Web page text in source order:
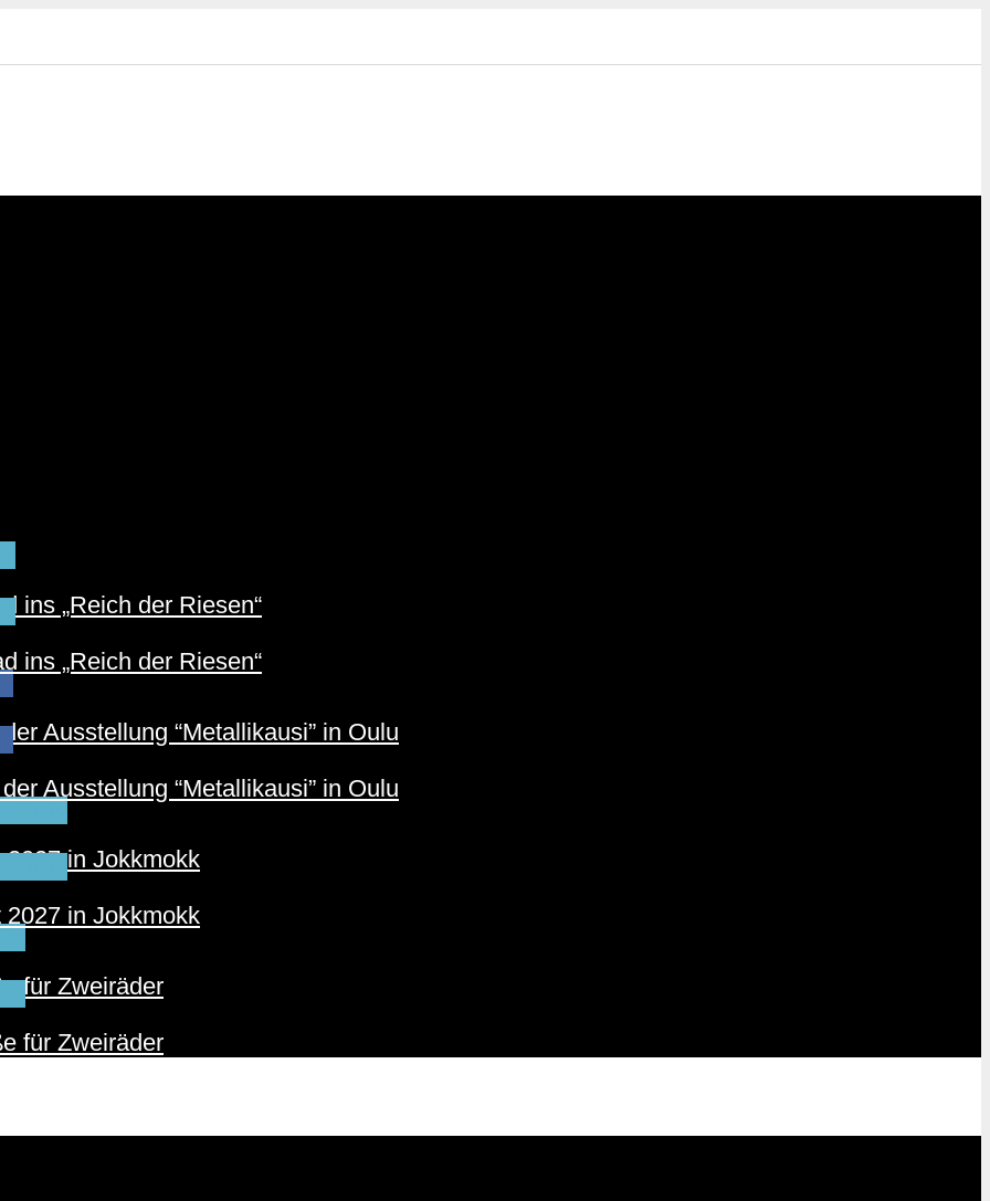
ins „Reich der Riesen“
Ausstellung “Metallikausi” in Oulu
in Jokkmokk
für Zweiräder
ins „Reich der Riesen“
Ausstellung “Metallikausi” in Oulu
in Jokkmokk
für Zweiräder